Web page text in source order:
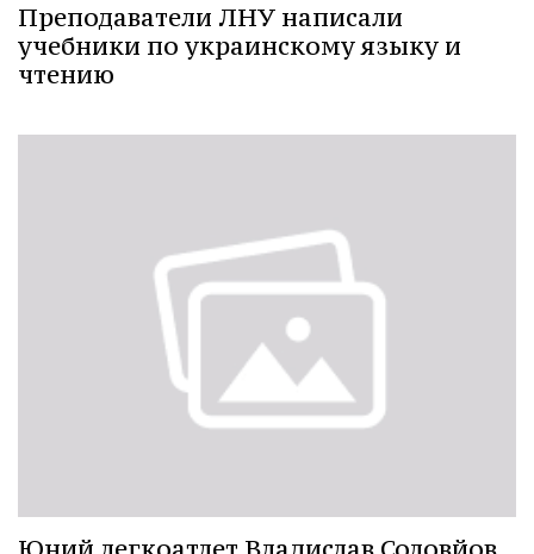
Преподаватели ЛНУ написали
учебники по украинскому языку и
чтению